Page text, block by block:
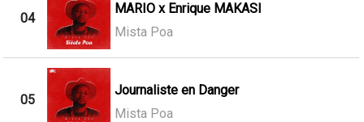
04
MARIO x Enrique MAKASI
Mista Poa
05
Journaliste en Danger
Mista Poa